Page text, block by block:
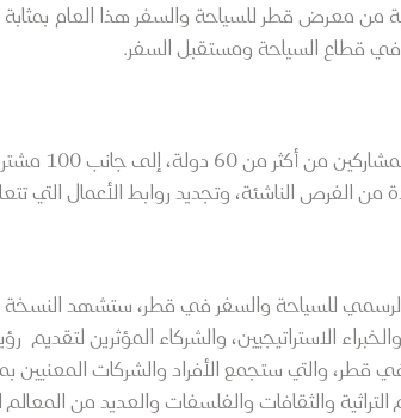
من معرض قطر للسياحة والسفر هذا العام
قطاع السياحة ومستقبل السفر.
من الفرص الناشئة، وتجديد روابط الأعمال التي
الاستراتيجيين، والشركاء المؤثرين
قطر، والتي ستجمع الأفراد والشركات
والثقافات والفلسفات والعديد من المعالم